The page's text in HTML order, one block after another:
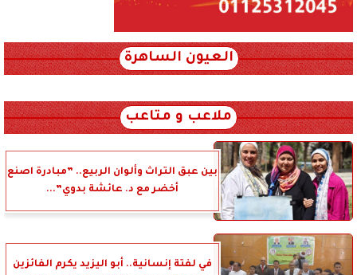
العيون الساهرة
ملاعب و متاعب
بين عبق التراث وألوان الربيع.. ”مبادرة اصنع
أخضر مع د. عائشة بدوي”...
في لفتة إنسانية.. أبو اليزيد يكرم الفائزين